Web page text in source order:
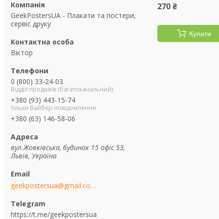
GeekPostersUA - Плакати та постери,
сервіс друку
Віктор
0 (800) 33-24-03
Відділ продажів (багатоканальний)
+380 (93) 443-15-74
тільки Вайбер-повідомлення
+380 (63) 146-58-06
вул.Жовківська, будинок 15 офіс 53,
Львів, Україна
geekpostersua@gmail.com
https://t.me/geekpostersua
270 ₴
Купити